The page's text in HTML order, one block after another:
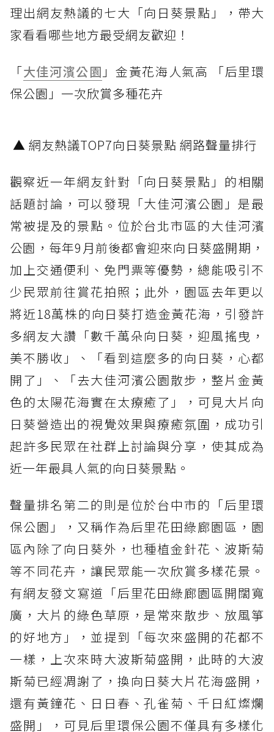
理出網友熱議的七大「向日葵景點」，帶大
家看看哪些地方最受網友歡迎！
「大佳河濱公園 」金黃花海人氣高 「后里環
保公園」一次欣賞多種花卉
▲ 網友熱議TOP7向日葵景點 網路聲量排行
觀察近一年網友針對「向日葵景點」的相關
話題討論，可以發現「大佳河濱公園」是最
常被提及的景點。位於台北市區的大佳河濱
公園，每年9月前後都會迎來向日葵盛開期，
加上交通便利、免門票等優勢，總能吸引不
少民眾前往賞花拍照；此外，園區去年更以
將近18萬株的向日葵打造金黃花海，引發許
多網友大讚「數千萬朵向日葵，迎風搖曳，
美不勝收」、「看到這麼多的向日葵，心都
開了」、「去大佳河濱公園散步，整片金黃
色的太陽花海實在太療癒了」，可見大片向
日葵營造出的視覺效果與療癒氛圍，成功引
起許多民眾在社群上討論與分享，使其成為
近一年最具人氣的向日葵景點。
聲量排名第二的則是位於台中市的「后里環
保公園」，又稱作為后里花田綠廊園區，園
區內除了向日葵外，也種植金針花、波斯菊
等不同花卉，讓民眾能一次欣賞多樣花景。
有網友發文寫道「后里花田綠廊園區開闊寬
廣，大片的綠色草原，是常來散步、放風箏
的好地方」，並提到「每次來盛開的花都不
一樣，上次來時大波斯菊盛開，此時的大波
斯菊已經凋謝了，換向日葵大片花海盛開，
還有黃鐘花、日日春、孔雀菊、千日紅燦爛
盛開」，可見后里環保公園不僅具有多樣化